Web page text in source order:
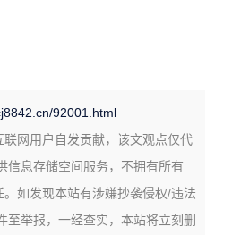
92001.html
联网用户自发贡献，该文观点仅代
信息存储空间服务，不拥有所有
如发现本站有涉嫌抄袭侵权/违法
至举报，一经查实，本站将立刻删